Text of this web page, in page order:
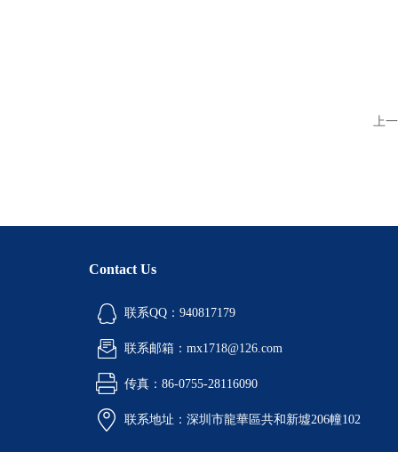
上
Contact Us
联系QQ：940817179
联系邮箱：mx1718@126.com
传真：86-0755-28116090
联系地址：深圳市龍華區共和新墟206幢102